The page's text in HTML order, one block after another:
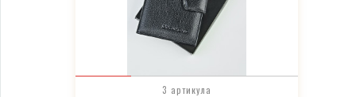
3 артикула